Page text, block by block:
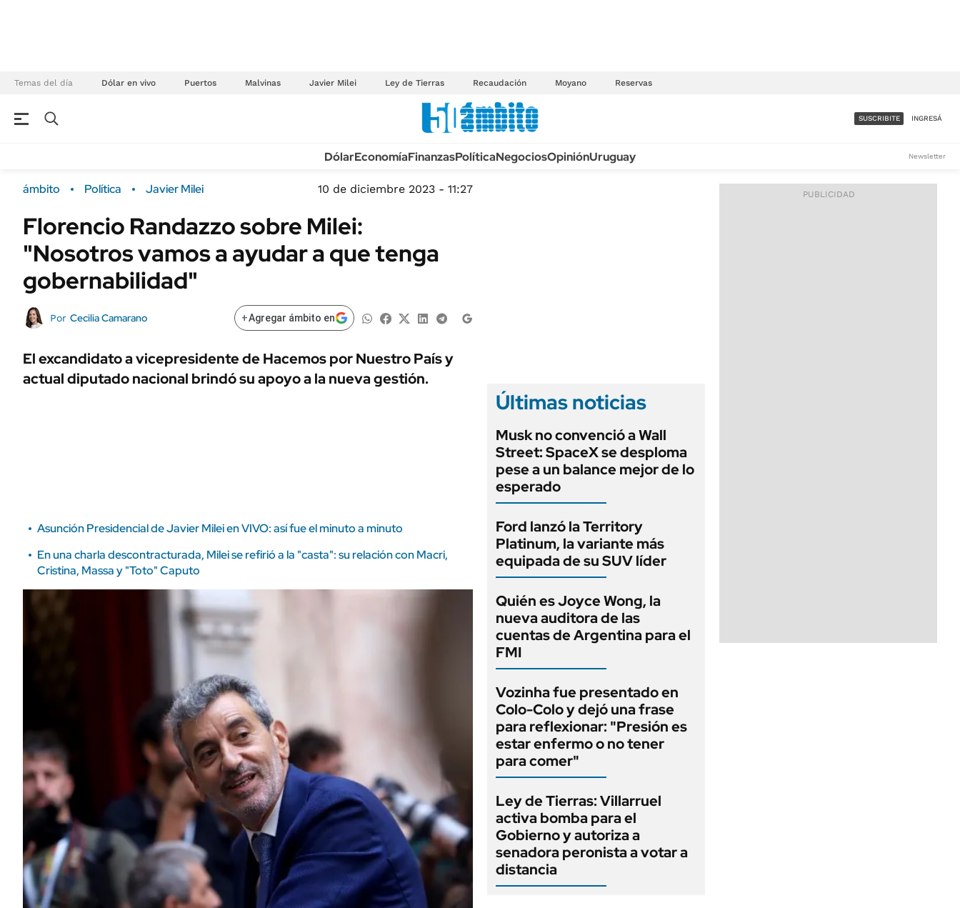
Temas del día Dólar en vivo Puertos Malvinas Javier Milei Ley de Tierras Recaudación Moyano Reservas
Campo
FINANZAS
Dólar
ÁMBITO DEBATE
Sustentabilidad
ENERGY REPORT
URUGUAY
TECNOLOGÍA
MÉXICO
INFORMACIÓN GENERAL
AUTOS
ACCESO FULL - $1.800/MES
SUSCRIBITE INGRESÁ
DólarEconomíaFinanzasPolíticaNegociosOpiniónUruguay Newsletter
ámbito Política Javier Milei 10 de diciembre 2023 - 11:27
Florencio Randazzo sobre Milei:
"Nosotros vamos a ayudar a que tenga
gobernabilidad"
Por Cecilia Camarano +Agregar ámbito en
El excandidato a vicepresidente de Hacemos por Nuestro País y
actual diputado nacional brindó su apoyo a la nueva gestión.
Asunción Presidencial de Javier Milei en VIVO: así fue el minuto a minuto
En una charla descontracturada, Milei se refirió a la "casta": su relación con Macri,
Cristina, Massa y "Toto" Caputo
Últimas noticias
Musk no convenció a Wall
Street: SpaceX se desploma
pese a un balance mejor de lo
esperado
Ford lanzó la Territory
Platinum, la variante más
equipada de su SUV líder
Quién es Joyce Wong, la
nueva auditora de las
cuentas de Argentina para el
FMI
Vozinha fue presentado en
Colo-Colo y dejó una frase
para reflexionar: "Presión es
estar enfermo o no tener
para comer"
Ley de Tierras: Villarruel
activa bomba para el
Gobierno y autoriza a
senadora peronista a votar a
distancia